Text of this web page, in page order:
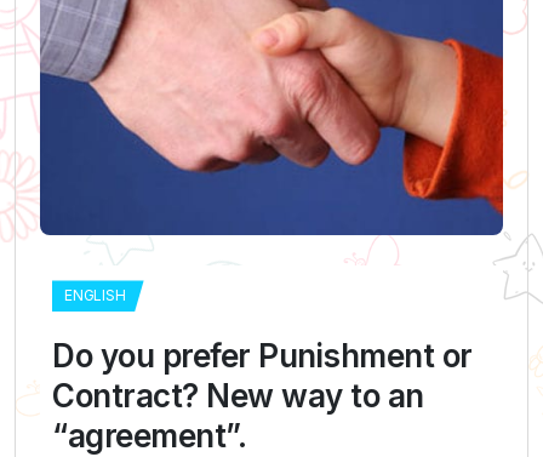
ENGLISH
Do you prefer Punishment or
Contract? New way to an
“agreement”.